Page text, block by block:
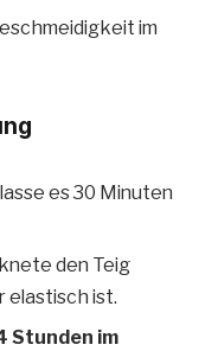
im
es 30 Minuten
den Teig
elastisch ist.
Stunden im